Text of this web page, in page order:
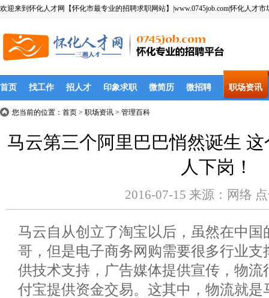
欢迎来到怀化人才网【怀化市最专业的招聘求职网站】|www.0745job.com|怀化人才
首页 找工作 招人才 印象求职 微简历 微招聘 职场资讯
您当前的位置： 首页 > 职场资讯 > 管理百科
马云第三个阿里巴巴悄然诞生
人下岗！
2016-07-15 来源：网络
马云自从创立了淘宝以后，虽然在中
哥，但是电子商务网购需要很多行业
供技术支持，广告媒体提供宣传，物
付宝提供资金交易。这其中，物流就